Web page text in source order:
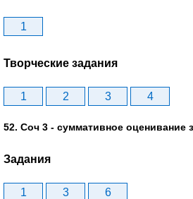
1
Творческие задания
1 2 3 4
52. Соч 3 - суммативное оценивание
Задания
1 3 6